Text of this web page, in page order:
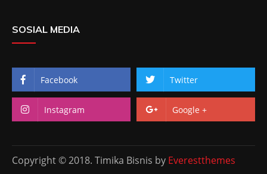
SOSIAL MEDIA
Facebook Twitter
Instagram Google +
Copyright © 2018. Timika Bisnis by Everestthemes